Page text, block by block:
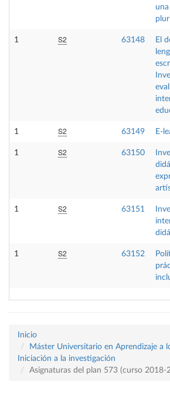
1 S2 63148
El
1 S2 63149 E-
1 S2 63150
1 S2 63151
1 S2 63152
Inicio
Máster Universitario en Aprendizaje a
Iniciación a la investigación
Asignaturas del plan 573 (curso 2018-